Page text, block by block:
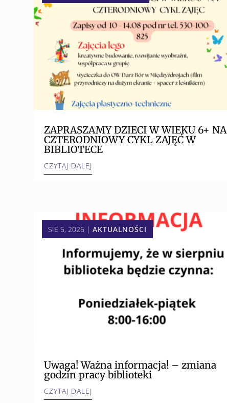
ZAPRASZAMY DZIECI W WIEKU 6+ NA
CZTERODNIOWY CYKL ZAJĘĆ W
BIBLIOTECE
CZYTAJ DALEJ
Uwaga! Ważna informacja! – zmiana
godzin pracy biblioteki
SIE 5, 2026 |AKTUALNOŚCI
CZYTAJ DALEJ